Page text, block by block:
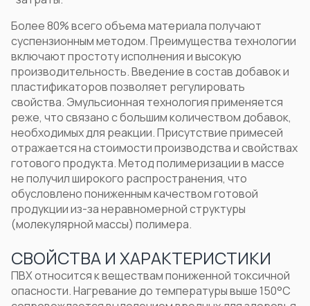
Более 80% всего объема материала получают
суспензионным методом. Преимущества технологии
включают простоту исполнения и высокую
производительность. Введение в состав добавок и
пластификаторов позволяет регулировать
свойства. Эмульсионная технология применяется
реже, что связано с большим количеством добавок,
необходимых для реакции. Присутствие примесей
отражается на стоимости производства и свойствах
готового продукта. Метод полимеризации в массе
не получил широкого распространения, что
обусловлено пониженным качеством готовой
продукции из-за неравномерной структуры
(молекулярной массы) полимера.
СВОЙСТВА И ХАРАКТЕРИСТИКИ
ПВХ относится к веществам пониженной токсичной
опасности. Нагревание до температуры выше 150°C